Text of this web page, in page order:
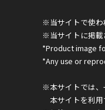
※当サイトで使わ
※当サイトに掲載
*Product image
*Any use or
※本サイトでは、
本サイトを利用